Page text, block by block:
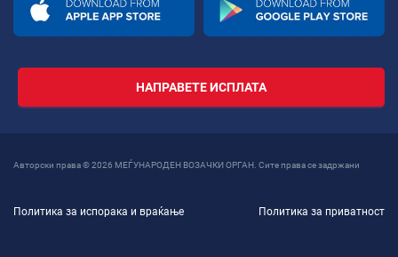
НАПРАВЕТЕ ИСПЛАТА
Авторски права © 2026 МЕЃУНАРОДЕН ВОЗАЧКИ ОРГАН. Сите права се задржани
Политика за испорака и враќање Политика за приватност